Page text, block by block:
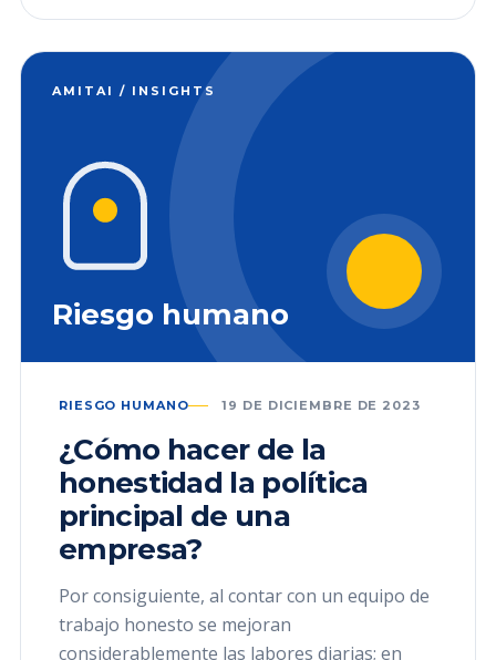
AMITAI / INSIGHTS
Riesgo humano
RIESGO HUMANO 19 DE DICIEMBRE DE 2023
¿Cómo hacer de la
honestidad la política
principal de una
empresa?
Por consiguiente, al contar con un equipo de
trabajo honesto se mejoran
considerablemente las labores diarias; en